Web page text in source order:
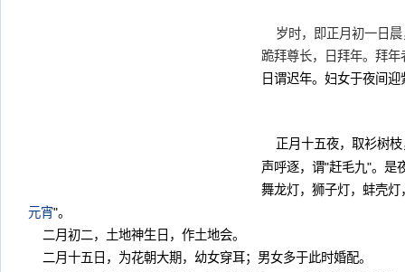
岁时，即正月初一日晨
跪拜尊长，日拜年。拜
日谓迟年。妇女于夜
正月十五夜，取衫树
声呼逐，谓"赶毛九"。是
舞龙灯，狮子灯，蚌壳
元宵"。
二月初二，土地神生日，作土地会。
二月十五日，为花朝大期，幼女穿耳；男女多于此时婚配。